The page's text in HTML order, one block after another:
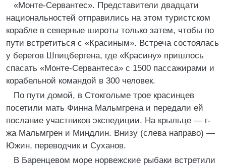
«Монте-Сервантес». Представители двадцати
национальностей отправились на этом туристском
корабле в северные широты только затем, чтобы по
пути встретиться с «Красиным». Встреча состоялась
у берегов Шпицбергена, где «Красину» пришлось
спасать «Монте-Сервантеса» с 1500 пассажирами и
корабельной командой в 300 человек.
По пути домой, в Стокгольме трое красинцев
посетили мать Финна Мальмгрена и передали ей
послание участников экспедиции. На крыльце — г-
жа Мальмгрен и Миндлин. Внизу (слева направо) —
Южин, переводчик и Суханов.
В Баренцевом море норвежские рыбаки встретили